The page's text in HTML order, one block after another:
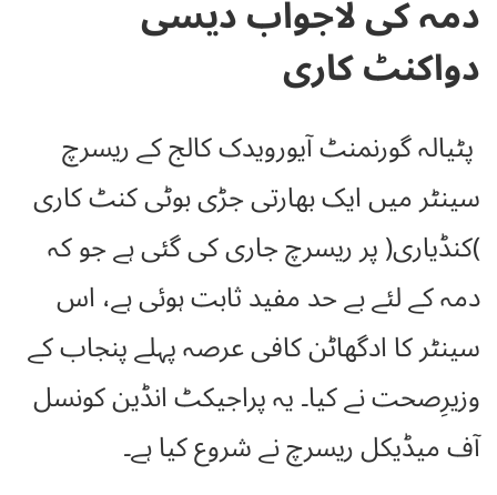
دمہ کی لاجواب دیسی
دواکنٹ کاری
پٹیالہ گورنمنٹ آیورویدک کالج کے ریسرچ
سینٹر میں ایک بھارتی جڑی بوٹی کنٹ کاری
)کنڈیاری( پر ریسرچ جاری کی گئی ہے جو کہ
دمہ کے لئے بے حد مفید ثابت ہوئی ہے، اس
سینٹر کا ادگھاٹن کافی عرصہ پہلے پنجاب کے
وزیرِصحت نے کیا۔ یہ پراجیکٹ انڈین کونسل
آف میڈیکل ریسرچ نے شروع کیا ہے۔